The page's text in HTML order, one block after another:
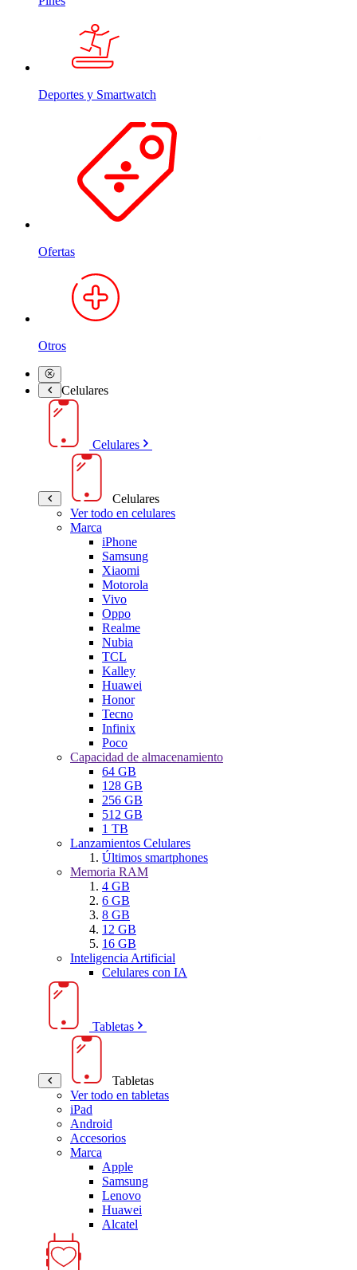
Deportes y Smartwatch
Ofertas
Otros
Celulares
Celulares
Celulares
Ver todo en celulares
Marca
iPhone
Samsung
Xiaomi
Motorola
Vivo
Oppo
Realme
Nubia
TCL
Kalley
Huawei
Honor
Tecno
Infinix
Poco
Capacidad de almacenamiento
64 GB
128 GB
256 GB
512 GB
1 TB
Lanzamientos Celulares
Últimos smartphones
Memoria RAM
4 GB
6 GB
8 GB
12 GB
16 GB
Inteligencia Artificial
Celulares con IA
Tabletas
Tabletas
Ver todo en tabletas
iPad
Android
Accesorios
Marca
Apple
Samsung
Lenovo
Huawei
Alcatel